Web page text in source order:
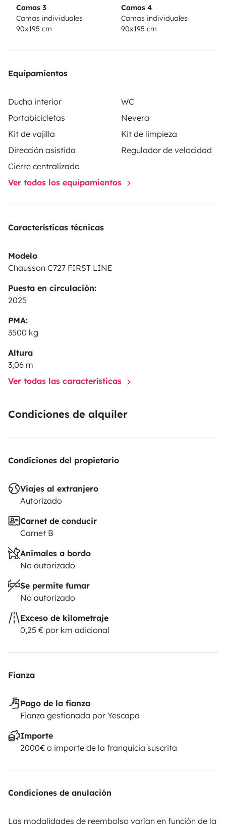
Camas 3
Camas individuales
90x195 cm
Camas 4
Camas individuales
90x195 cm
Equipamientos
Ducha interior
WC
Portabicicletas
Nevera
Kit de vajilla
Kit de limpieza
Dirección asistida
Regulador de velocidad
Cierre centralizado
Ver todos los equipamientos
Características técnicas
Modelo
Chausson C727 FIRST LINE
Puesta en circulación:
2025
PMA:
3500 kg
Altura
3,06 m
Ver todas las características
Condiciones de alquiler
Condiciones del propietario
Viajes al extranjero
Autorizado
Carnet de conducir
Carnet B
Animales a bordo
No autorizado
Se permite fumar
No autorizado
Exceso de kilometraje
0,25 € por km adicional
Fianza
Pago de la fianza
Fianza gestionada por Yescapa
Importe
2000€ o importe de la franquicia suscrita
Condiciones de anulación
Las modalidades de reembolso varían en función de la